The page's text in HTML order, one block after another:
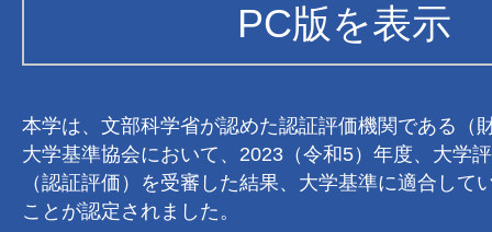
PC版を表示
本学は、文部科学省が認めた認証評価機関である（
大学基準協会において、2023（令和5）年度、大学
（認証評価）を受審した結果、大学基準に適合して
ことが認定されました。